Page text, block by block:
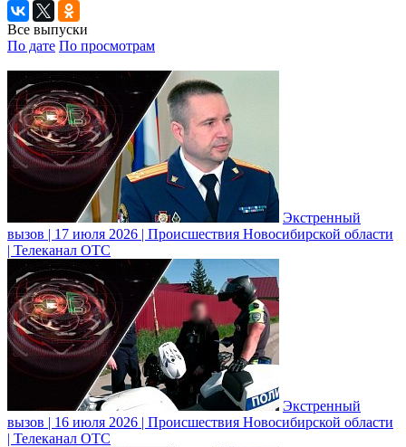
Все выпуски
По дате По просмотрам
Экстренный
вызов | 17 июля 2026 | Происшествия Новосибирской области
| Телеканал ОТС
Экстренный
вызов | 16 июля 2026 | Происшествия Новосибирской области
| Телеканал ОТС